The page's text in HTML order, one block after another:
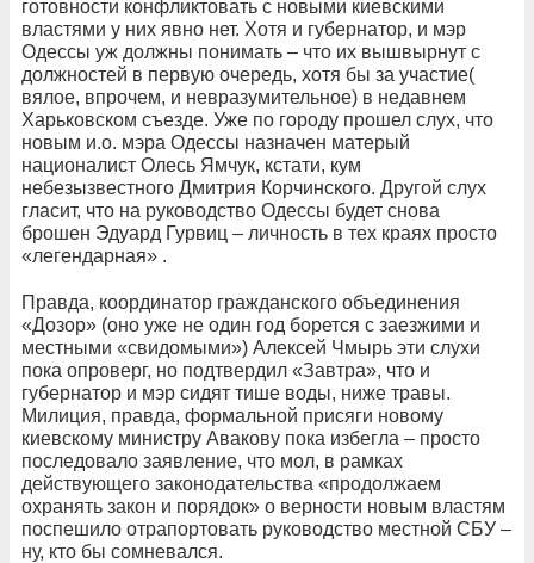
готовности конфликтовать с новыми киевскими
властями у них явно нет. Хотя и губернатор, и мэр
Одессы уж должны понимать – что их вышвырнут с
должностей в первую очередь, хотя бы за участие(
вялое, впрочем, и невразумительное) в недавнем
Харьковском съезде. Уже по городу прошел слух, что
новым и.о. мэра Одессы назначен матерый
националист Олесь Ямчук, кстати, кум
небезызвестного Дмитрия Корчинского. Другой слух
гласит, что на руководство Одессы будет снова
брошен Эдуард Гурвиц – личность в тех краях просто
«легендарная» .
Правда, координатор гражданского объединения
«Дозор» (оно уже не один год борется с заезжими и
местными «свидомыми») Алексей Чмырь эти слухи
пока опроверг, но подтвердил «Завтра», что и
губернатор и мэр сидят тише воды, ниже травы.
Милиция, правда, формальной присяги новому
киевскому министру Авакову пока избегла – просто
последовало заявление, что мол, в рамках
действующего законодательства «продолжаем
охранять закон и порядок» о верности новым властям
поспешило отрапортовать руководство местной СБУ –
ну, кто бы сомневался.